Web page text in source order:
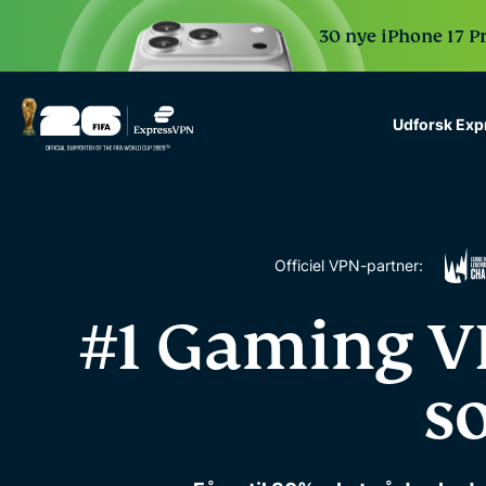
30 nye iPhone 17
Udforsk
VPN protection for
scale.
Officiel VPN-partner:
#1 Gaming